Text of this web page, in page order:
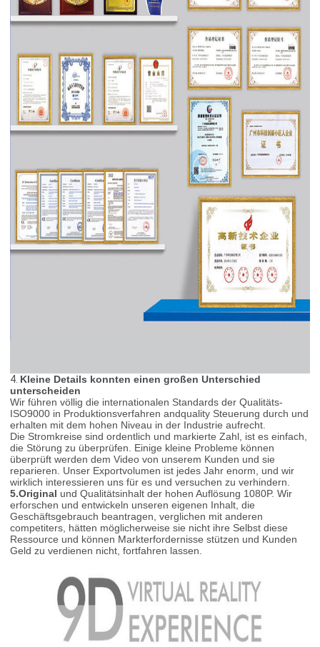
4. Kleine Details konnten einen großen Unterschied
unterscheiden
Wir führen völlig die internationalen Standards der Qualitäts-
ISO9000 in Produktionsverfahren andquality Steuerung durch und
erhalten mit dem hohen Niveau in der Industrie aufrecht.
Die Stromkreise sind ordentlich und markierte Zahl, ist es einfach,
die Störung zu überprüfen. Einige kleine Probleme können
überprüft werden dem Video von unserem Kunden und sie
reparieren. Unser Exportvolumen ist jedes Jahr enorm, und wir
wirklich interessieren uns für es und versuchen zu verhindern.
5.Original und Qualitätsinhalt der hohen Auflösung 1080P. Wir
erforschen und entwickeln unseren eigenen Inhalt, die
Geschäftsgebrauch beantragen, verglichen mit anderen
competiters, hätten möglicherweise sie nicht ihre Selbst diese
Ressource und können Markterfordernisse stützen und Kunden
Geld zu verdienen nicht, fortfahren lassen.